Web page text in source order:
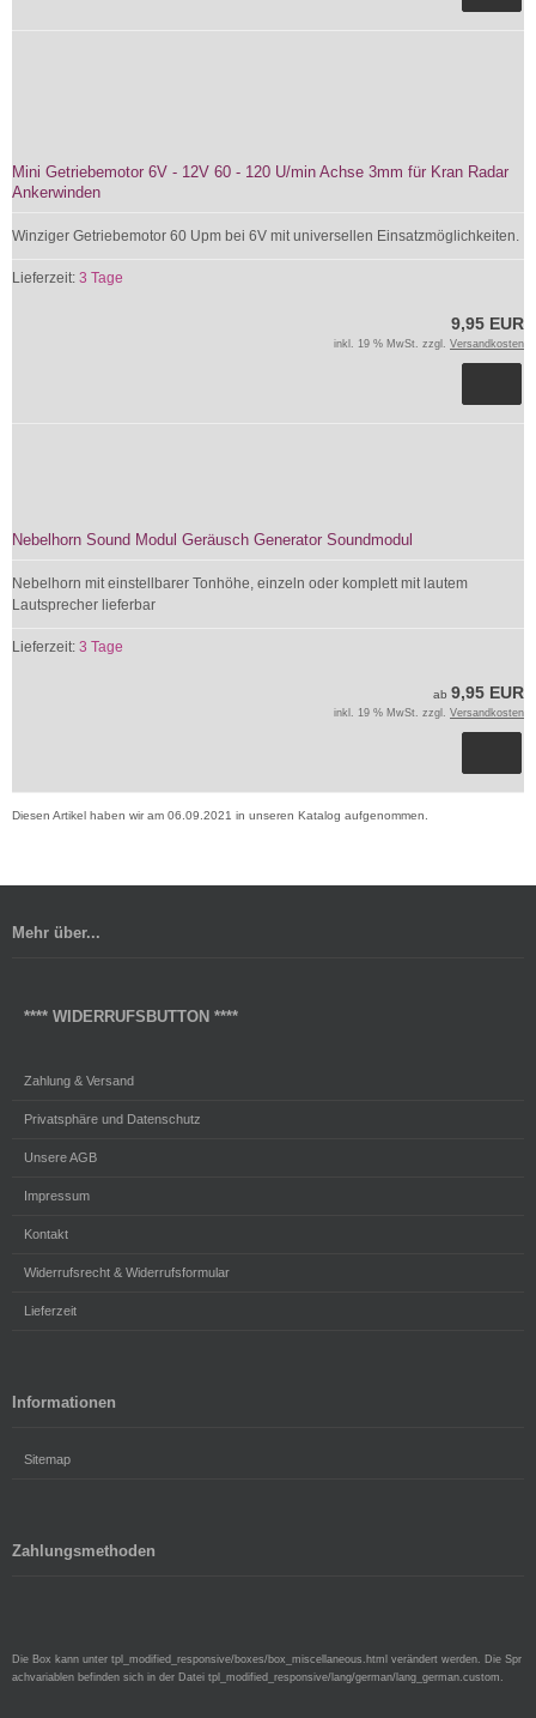
Mini Getriebemotor 6V - 12V 60 - 120 U/min Achse 3mm für Kran Radar
Ankerwinden
Winziger Getriebemotor 60 Upm bei 6V mit universellen Einsatzmöglichkeiten.
Lieferzeit: 3 Tage
9,95 EUR
inkl. 19 % MwSt. zzgl. Versandkosten
Nebelhorn Sound Modul Geräusch Generator Soundmodul
Nebelhorn mit einstellbarer Tonhöhe, einzeln oder komplett mit lautem
Lautsprecher lieferbar
Lieferzeit: 3 Tage
ab 9,95 EUR
inkl. 19 % MwSt. zzgl. Versandkosten
Diesen Artikel haben wir am 06.09.2021 in unseren Katalog aufgenommen.
Mehr über...
**** WIDERRUFSBUTTON ****
Zahlung & Versand
Privatsphäre und Datenschutz
Unsere AGB
Impressum
Kontakt
Widerrufsrecht & Widerrufsformular
Lieferzeit
Informationen
Sitemap
Zahlungsmethoden
Die Box kann unter tpl_modified_responsive/boxes/box_miscellaneous.html verändert werden. Die Spr
achvariablen befinden sich in der Datei tpl_modified_responsive/lang/german/lang_german.custom.